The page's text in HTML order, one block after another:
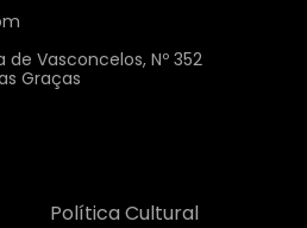
de Vasconcelos, Nº 352
Graças
Política Cultural